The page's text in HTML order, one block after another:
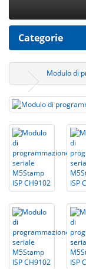
Categorie
Modulo di